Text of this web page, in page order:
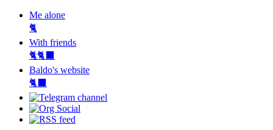
Me alone
🐈
With friends
🐈🐈‍⬛
Baldo's website
🐈‍⬛